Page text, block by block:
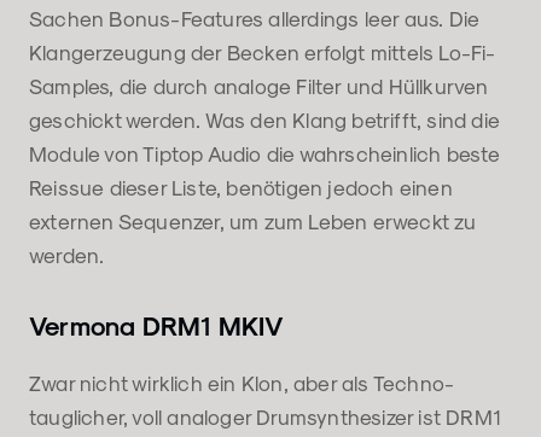
Sachen Bonus-Features allerdings leer aus. Die
Klangerzeugung der Becken erfolgt mittels Lo-Fi-
Samples, die durch analoge Filter und Hüllkurven
geschickt werden. Was den Klang betrifft, sind die
Module von Tiptop Audio die wahrscheinlich beste
Reissue dieser Liste, benötigen jedoch einen
externen Sequenzer, um zum Leben erweckt zu
werden.
Vermona DRM1 MKIV
Zwar nicht wirklich ein Klon, aber als Techno-
tauglicher, voll analoger Drumsynthesizer ist DRM1